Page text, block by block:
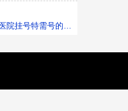
院挂号特需号的意思